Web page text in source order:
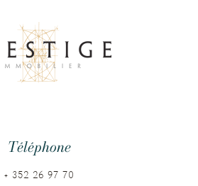
Téléphone
+ 352 26 97 70